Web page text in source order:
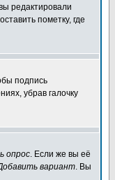
редактировали
пометку, где
подпись
убрав галочку
опрос. Если же вы её
вариант. Вы